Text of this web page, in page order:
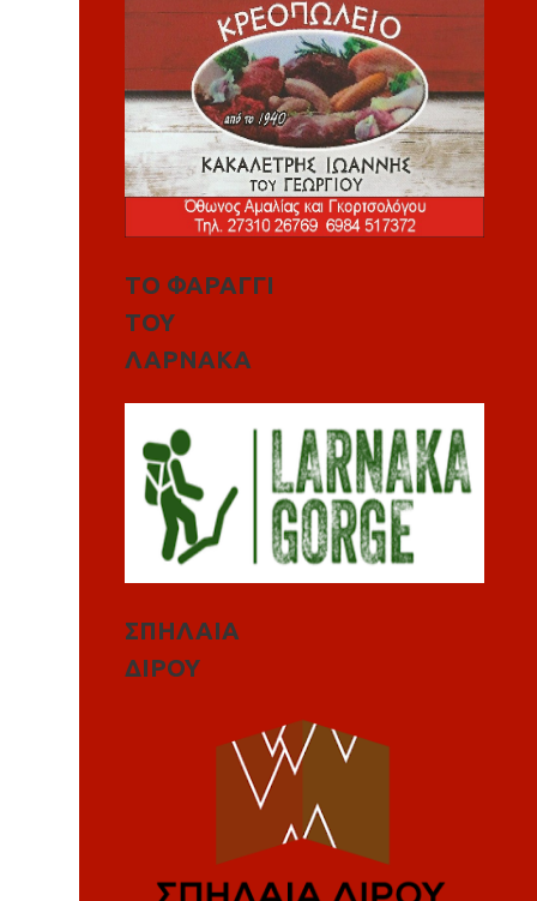
ΤΟ ΦΑΡΑΓΓΙ
ΤΟΥ
ΛΑΡΝΑΚΑ
ΣΠΗΛΑΙΑ
ΔΙΡΟΥ